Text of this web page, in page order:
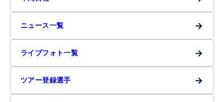
ニュース一覧 →
ライブフォト一覧 →
ツアー登録選手 →